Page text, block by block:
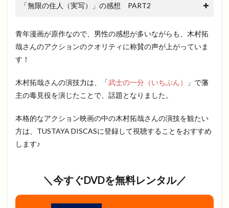
「無限の住人（実写）」の感想 PART2
青年漫画が原作なので、男性の感想が多いながらも、木村拓
哉さんのアクションのクオリティに称賛の声が上がっていま
す！
木村拓哉さんの演技力は、「武士の一分（いちぶん）
」で藩
主の毒見役を演じたことで、話題となりました。
本格的なアクション映画の中の木村拓哉さんの演技を観たい
方は、TUSTAYA DISCASに登録して視聴することをおすすめ
します♪
＼今すぐDVDを無料レンタル／